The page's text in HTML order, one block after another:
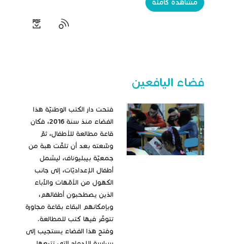
مشاهدة كاملة
فضاء اليافعين
فتحت دار الكتب الوطنيّة هذا
الفضاء منذ سنة 2016، فكان
قاعة مطالعة للأطفال، ثمّ
وسّعته بعد أن تلقّت هبة من
جمعيّة بيبليوناف، ليشمل
أطفال الإعداديّات، إلى جانب
الكهول من الأمّهات والآباء
الذين يصطحبون أطفالهم،
وبإمكانهم البقاء بقاعة مجاورة
تتوفّر فيها كتب للمطالعة.
وفتح هذا الفضاء يستجيب إلى